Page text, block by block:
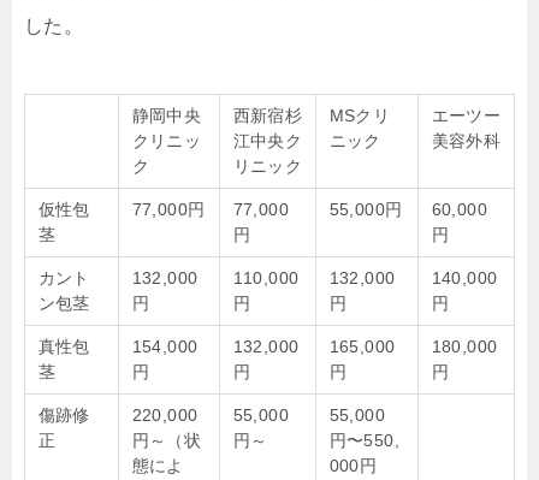
した。
静岡中央
クリニッ
ク
西新宿杉
江中央ク
リニック
MSクリ
ニック
エーツー
美容外科
仮性包
茎
77,000円
77,000
円
55,000円
60,000
円
カント
ン包茎
132,000
円
110,000
円
132,000
円
140,000
円
真性包
茎
154,000
円
132,000
円
165,000
円
180,000
円
傷跡修
正
220,000
円～（状
態によ
55,000
円～
55,000
円〜550,
000円